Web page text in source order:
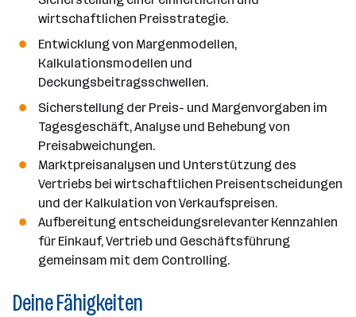
wirtschaftlichen Preisstrategie.
Entwicklung von Margenmodellen,
Kalkulationsmodellen und
Deckungsbeitragsschwellen.
Sicherstellung der Preis- und Margenvorgaben im
Tagesgeschäft, Analyse und Behebung von
Preisabweichungen.
Marktpreisanalysen und Unterstützung des
Vertriebs bei wirtschaftlichen Preisentscheidungen
und der Kalkulation von Verkaufspreisen.
Aufbereitung entscheidungsrelevanter Kennzahlen
für Einkauf, Vertrieb und Geschäftsführung
gemeinsam mit dem Controlling.
Deine Fähigkeiten